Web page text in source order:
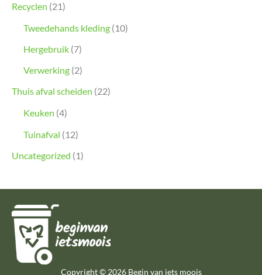
Recyclen (21)
Tweedehands kleding (10)
Hergebruik (7)
Verwerking (2)
Thuis afval scheiden (22)
Keuken (4)
Tuinafval (12)
Uncategorized (1)
Copyright © 2026 Begin van iets moois